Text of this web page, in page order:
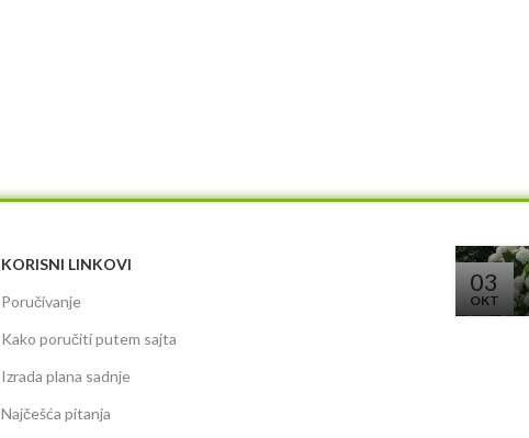
KORISNI LINKOVI
Poručivanje
Kako poručiti putem sajta
Izrada plana sadnje
Najčešća pitanja
03
OKT